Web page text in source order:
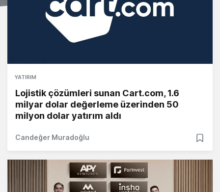
YATIRIM
Lojistik çözümleri sunan Cart.com, 1.6
milyar dolar değerleme üzerinden 50
milyon dolar yatırım aldı
Candeğer Muradoğlu